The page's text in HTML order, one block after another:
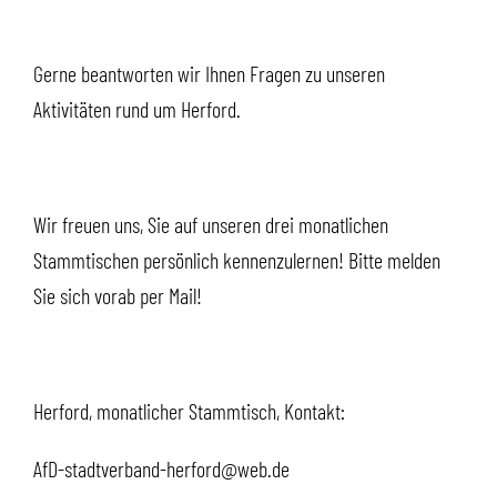
Gerne beantworten wir Ihnen Fragen zu unseren
Aktivitäten rund um Herford.
Wir freuen uns, Sie auf unseren drei monatlichen
Stammtischen persönlich kennenzulernen! Bitte melden
Sie sich vorab per Mail!
Herford, monatlicher Stammtisch, Kontakt:
AfD-stadtverband-herford@web.de